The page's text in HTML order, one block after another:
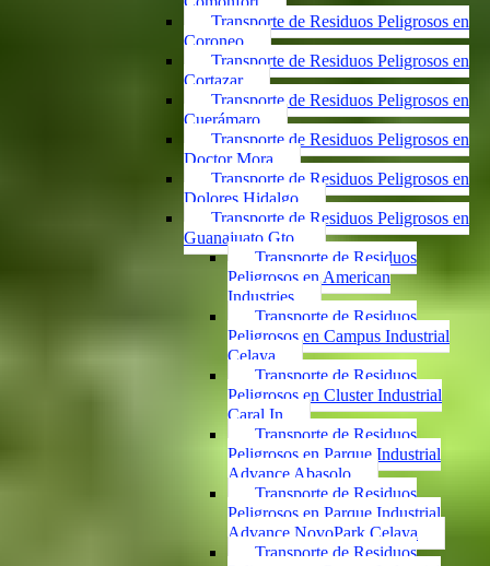
Transporte de Residuos Peligrosos en
Coroneo
Transporte de Residuos Peligrosos en
Cortazar
Transporte de Residuos Peligrosos en
Cuerámaro
Transporte de Residuos Peligrosos en
Doctor Mora
Transporte de Residuos Peligrosos en
Dolores Hidalgo
Transporte de Residuos Peligrosos en
Guanajuato Gto.
Transporte de Residuos
Peligrosos en American
Industries
Transporte de Residuos
Peligrosos en Campus Industrial
Celaya
Transporte de Residuos
Peligrosos en Cluster Industrial
Caral In
Transporte de Residuos
Peligrosos en Parque Industrial
Advance Abasolo
Transporte de Residuos
Peligrosos en Parque Industrial
Advance NovoPark Celaya
Transporte de Residuos